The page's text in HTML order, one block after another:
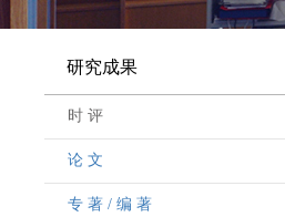
研究成果
时 评
论 文
专 著 / 编 著